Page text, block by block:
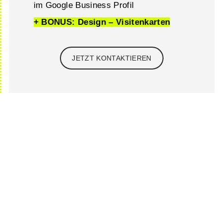
im Google Business Profil
+ BONUS: Design – Visitenkarten
JETZT KONTAKTIEREN